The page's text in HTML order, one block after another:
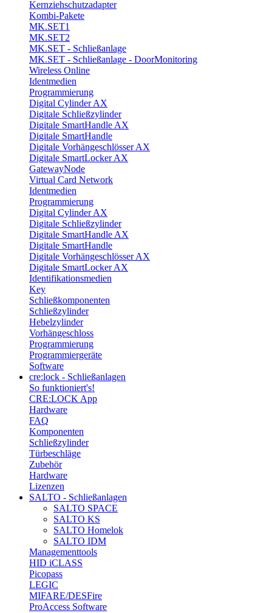
Kernziehschutzadapter
Kombi-Pakete
MK.SET1
MK.SET2
MK.SET - Schließanlage
MK.SET - Schließanlage - DoorMonitoring
Wireless Online
Identmedien
Programmierung
Digital Cylinder AX
Digitale Schließzylinder
Digitale SmartHandle AX
Digitale SmartHandle
Digitale Vorhängeschlösser AX
Digitale SmartLocker AX
GatewayNode
Virtual Card Network
Identmedien
Programmierung
Digital Cylinder AX
Digitale Schließzylinder
Digitale SmartHandle AX
Digitale SmartHandle
Digitale Vorhängeschlösser AX
Digitale SmartLocker AX
Identifikationsmedien
Key
Schließkomponenten
Schließzylinder
Hebelzylinder
Vorhängeschloss
Programmierung
Programmiergeräte
Software
cre:lock - Schließanlagen
So funktioniert's!
CRE:LOCK App
Hardware
FAQ
Komponenten
Schließzylinder
Türbeschläge
Zubehör
Hardware
Lizenzen
SALTO - Schließanlagen
SALTO SPACE
SALTO KS
SALTO Homelok
SALTO IDM
Managementtools
HID iCLASS
Picopass
LEGIC
MIFARE/DESFire
ProAccess Software